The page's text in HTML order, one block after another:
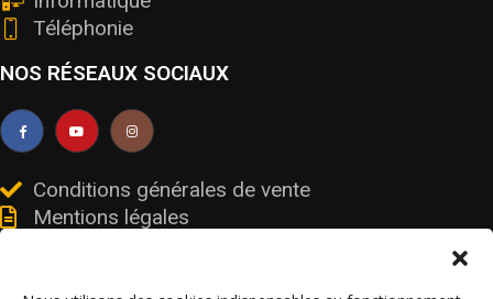
Téléphonie
NOS RÉSEAUX SOCIAUX
Conditions générales de vente
Mentions légales